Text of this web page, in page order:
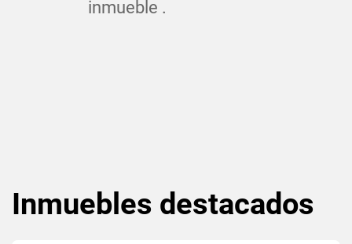
inmueble .
Inmuebles destacados